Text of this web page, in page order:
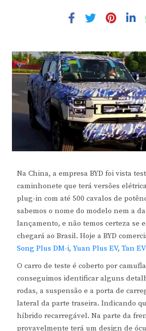
Na China, a empresa BYD foi vista
caminhonete que terá versões
plug-in com até 500 cavalos de
sabemos o nome do modelo nem a
lançamento, e não temos certeza se
chegará ao Brasil. Hoje a BYD
Song Plus DM-i, Yuan Plus EV, Tan EV
O carro de teste é coberto por
conseguimos identificar alguns
rodas, a suspensão e a porta de
lateral da parte traseira. Indicando
híbrido recarregável. Na parte da
provavelmente terá um design de